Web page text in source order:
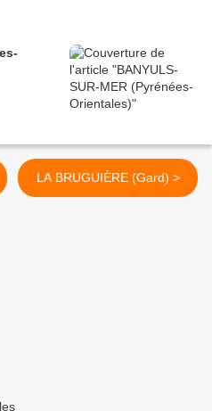
LA BRUGUIÈRE (Gard) >